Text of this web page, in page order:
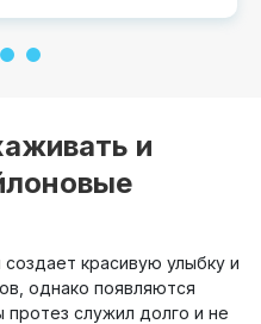
и
красивую улыбку и
однако появляются
протез служил долго и не